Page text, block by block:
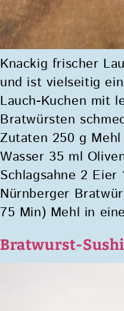
Knackig frischer
und ist vielseitig
Lauch-Kuchen mit
Bratwürsten
Zutaten 250 g
Wasser 35 ml
Schlagsahne 2 Eier
Nürnberger
75 Min) Mehl in
Bratwurst-Sushi